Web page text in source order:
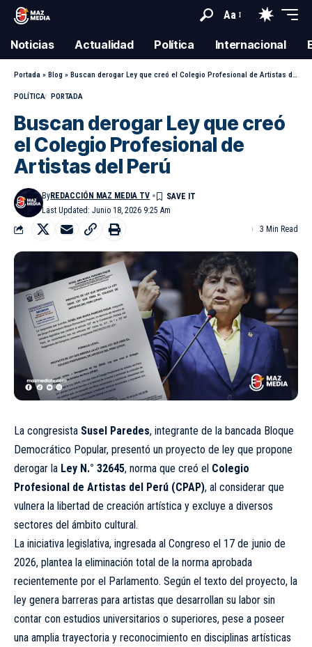
Aa
Noticias Actualidad Política Internacional
Portada » Blog » Buscan derogar Ley que creó el Colegio Profesional de Artistas del Perú
POLÍTICA PORTADA
Buscan derogar Ley que creó
el Colegio Profesional de
Artistas del Perú
Last Updated: Junio 18, 2026 9:25 Am
ByREDACCIÓN MAZ MEDIA TV
3 Min Read
La congresista Susel Paredes, integrante de la bancada Bloque
Democrático Popular, presentó un proyecto de ley que propone
derogar la Ley N.° 32645, norma que creó el Colegio
Profesional de Artistas del Perú (CPAP), al considerar que
vulnera la libertad de creación artística y excluye a diversos
sectores del ámbito cultural.
La iniciativa legislativa, ingresada al Congreso el 17 de junio de
2026, plantea la eliminación total de la norma aprobada
recientemente por el Parlamento. Según el texto del proyecto, la
ley genera barreras para artistas que desarrollan su labor sin
contar con estudios universitarios o superiores, pese a poseer
una amplia trayectoria y reconocimiento en disciplinas artísticas